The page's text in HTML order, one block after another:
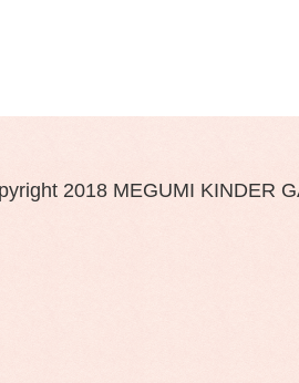
2018 MEGUMI KINDER